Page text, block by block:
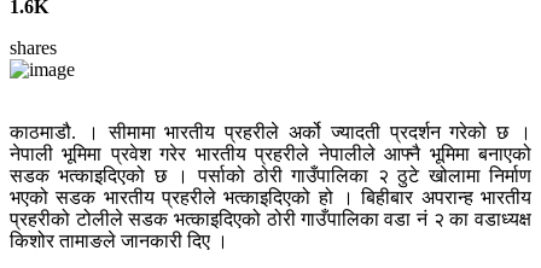
1.6K
shares
काठमाडौ. । सीमामा भारतीय प्रहरीले अर्को ज्यादती प्रदर्शन गरेको छ ।
नेपाली भूमिमा प्रवेश गरेर भारतीय प्रहरीले नेपालीले आफ्नै भूमिमा बनाएको
सडक भत्काइदिएको छ । पर्साको ठोरी गाउँपालिका २ ठुटे खोलामा निर्माण
भएको सडक भारतीय प्रहरीले भत्काइदिएको हो । बिहीबार अपरान्ह भारतीय
प्रहरीको टोलीले सडक भत्काइदिएको ठोरी गाउँपालिका वडा नं २ का वडाध्यक्ष
किशोर तामाङले जानकारी दिए ।